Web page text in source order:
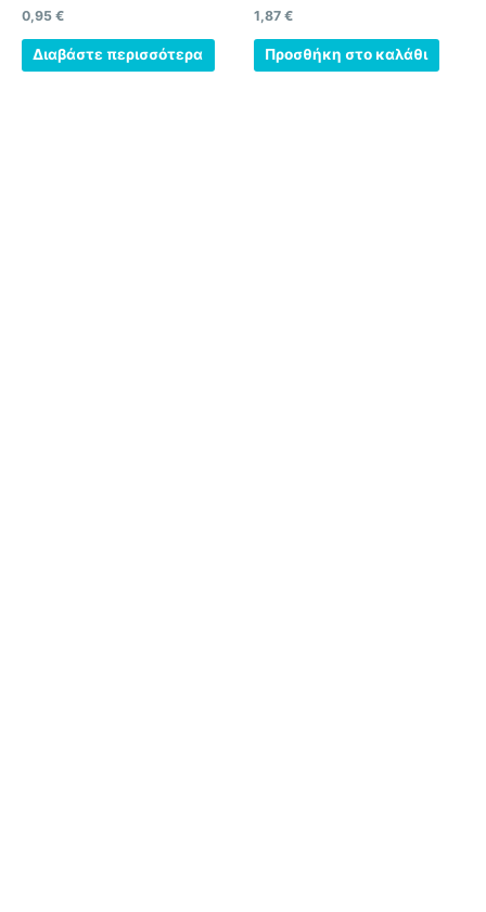
Βαθμολογήθηκε
με
0
από
0,95 €
Διαβάστε περισσότερα
Βαθμολογήθηκε
με
0
από
1,87 €
Προσθήκη στο καλάθι